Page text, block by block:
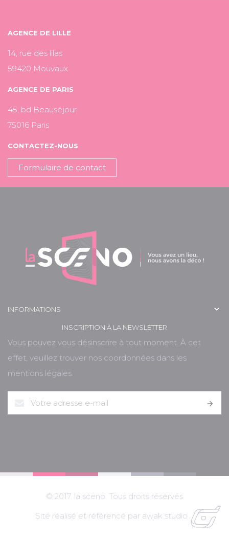
AGENCE DE LILLE
14, rue des lilas
59420 Mouvaux
AGENCE DE PARIS
45, bd Beauséjour
75016 Paris
CONTACTEZ-NOUS
Formulaire de contact
INFORMATIONS 
INSCRIPTION À LA NEWSLETTER
Vous pouvez vous désinscrire à tout moment. À cet
effet, veuillez trouver nos coordonnées dans les
mentions légales.

© 2017. la sceno. Tous droits réservés
Sité réalisé et référencé par awak studio